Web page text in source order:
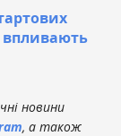
впливають
новини
, а також